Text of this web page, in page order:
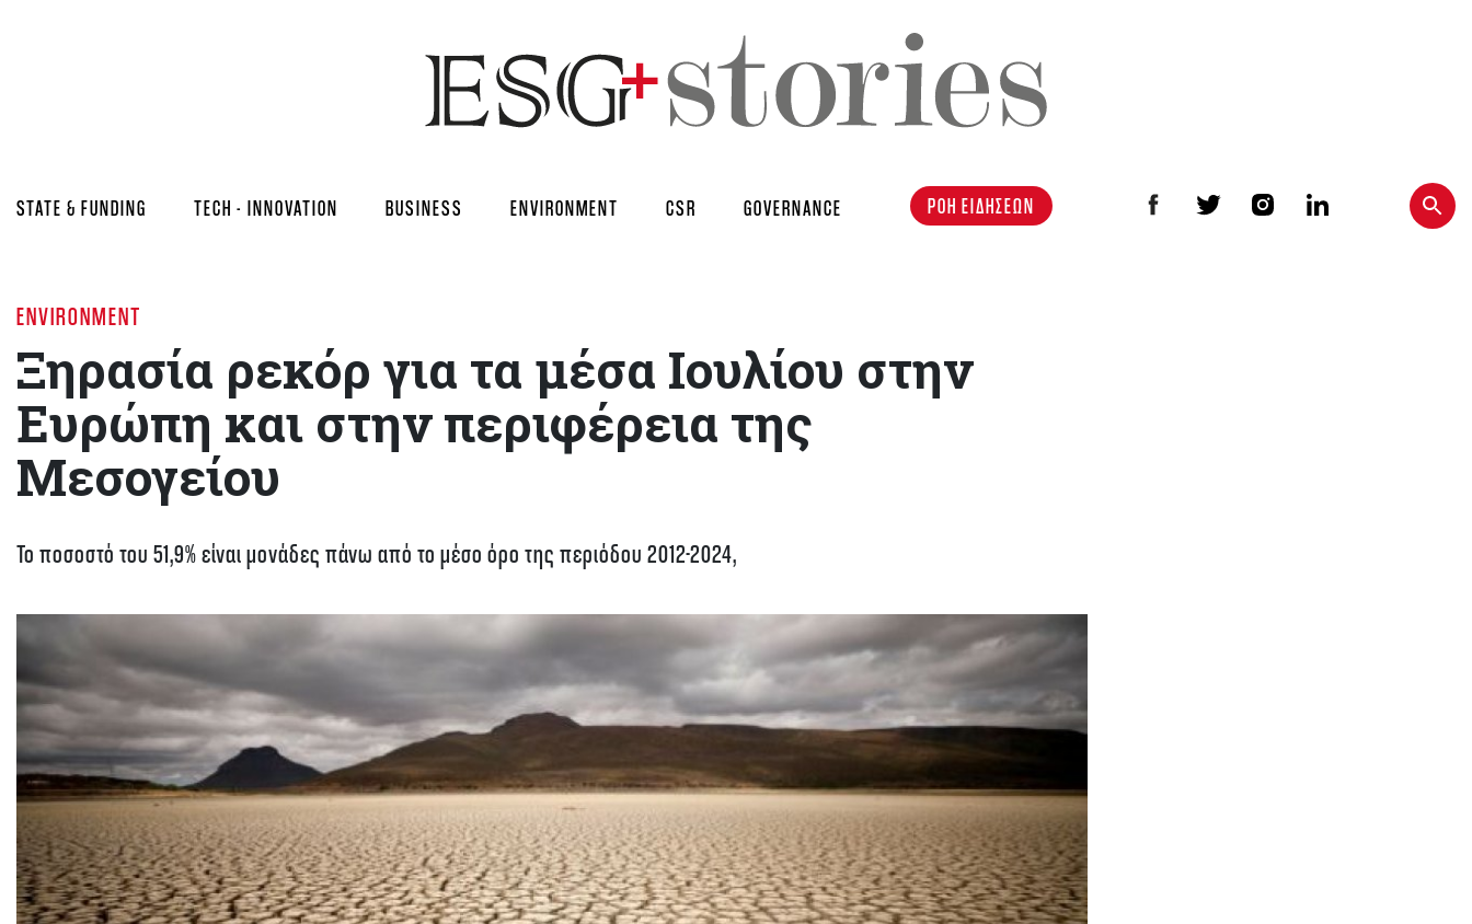
STATE & FUNDING TECH - INNOVATION BUSINESS ENVIRONMENT CSR GOVERNANCE ΡΟΗ ΕΙΔΗΣΕΩΝ
ENVIRONMENT
Ξηρασία ρεκόρ για τα μέσα Ιουλίου στην
Ευρώπη και στην περιφέρεια της
Μεσογείου
Το ποσοστό του 51,9% είναι μονάδες πάνω από το μέσο όρο της περιόδου 2012-2024,